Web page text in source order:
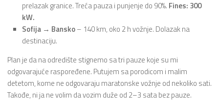
prelazak granice. Treća pauza i punjenje do 90%. Fines: 300
kW.
Sofija → Bansko– 140 km, oko 2 h vožnje. Dolazak na
destinaciju.
Plan je da na odredište stignemo sa tri pauze koje su mi
odgovarajuće raspoređene. Putujem sa porodicom i malim
detetom, kome ne odgovaraju maratonske vožnje od nekoliko sati.
Takođe, ni ja ne volim da vozim duže od 2–3 sata bez pauze.